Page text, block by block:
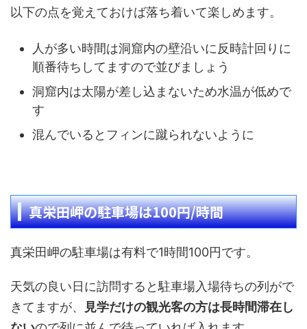
以下の点を覚えておけば落ち着いて楽しめます。
人が多い時間は洞窟内の壁沿いに反時計回りに
順番待ちしてますので並びましょう
洞窟内は太陽が差し込まないため水温が低めで
す
混んでいるとフィンに蹴られないように
真栄田岬の駐車場は100円/時間
真栄田岬の駐車場は有料で1時間100円です。
天気の良い日に訪問すると駐車場入場待ちの列がで
きてますが、
見学だけの観光客の方は長時間滞在し